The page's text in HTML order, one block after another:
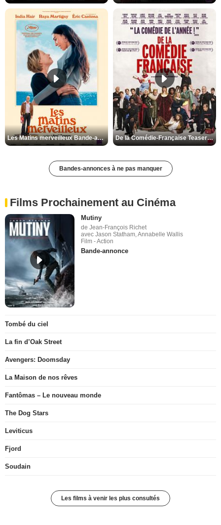
Les Matins merveilleux Bande-annonce VF De la Comédie-Française Teaser VF
Bandes-annonces à ne pas manquer
Films Prochainement au Cinéma
Mutiny
de Jean-François Richet
avec Jason Statham, Annabelle Wallis
Film - Action
Bande-annonce
Tombé du ciel
La fin d’Oak Street
Avengers: Doomsday
La Maison de nos rêves
Fantômas – Le nouveau monde
The Dog Stars
Leviticus
Fjord
Soudain
Les films à venir les plus consultés